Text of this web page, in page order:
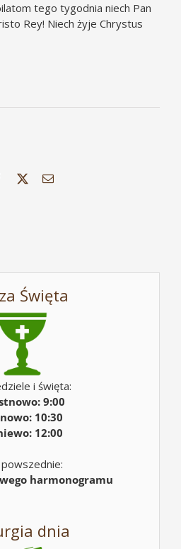
tego tygodnia niech Pan
Rey! Niech żyje Chrystus
Facebook Email
Święta
i święta:
9:00
10:30
12:00
powszednie:
harmonogramu
dnia